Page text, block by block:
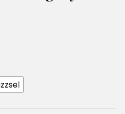
Ft